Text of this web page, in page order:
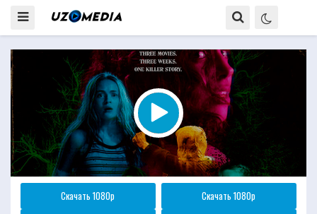
Скачать 1080p
Скачать 1080p